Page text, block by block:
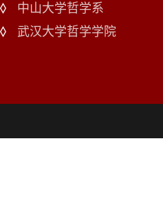
中山大学哲学系
武汉大学哲学学院